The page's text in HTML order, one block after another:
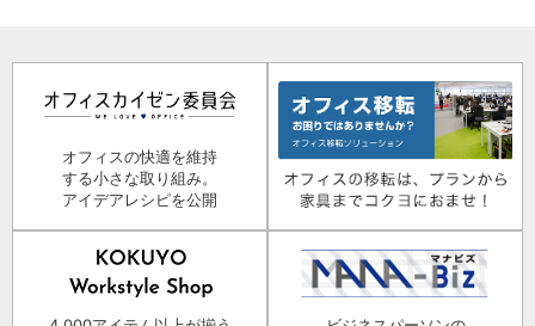
オフィスの快適を維持
する小さな取り組み。
アイデアレシピを公開